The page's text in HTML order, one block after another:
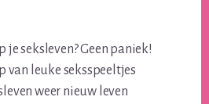
je seksleven? Geen paniek!
van leuke seksspeeltjes
weer nieuw leven